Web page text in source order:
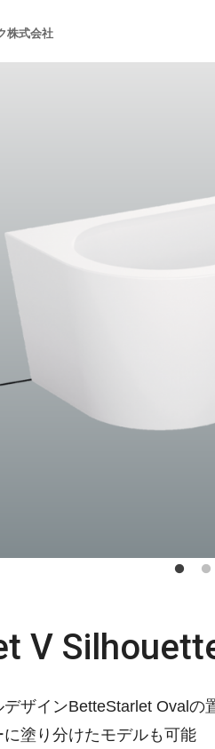
株式会社
V
デザインBetteStarlet Ovalの
に塗り分けたモデルも可能